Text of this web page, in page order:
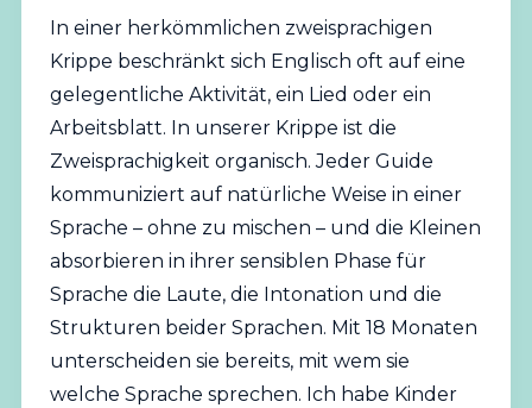
In einer herkömmlichen zweisprachigen
Krippe beschränkt sich Englisch oft auf eine
gelegentliche Aktivität, ein Lied oder ein
Arbeitsblatt. In unserer Krippe ist die
Zweisprachigkeit organisch. Jeder Guide
kommuniziert auf natürliche Weise in einer
Sprache – ohne zu mischen – und die Kleinen
absorbieren in ihrer sensiblen Phase für
Sprache die Laute, die Intonation und die
Strukturen beider Sprachen. Mit 18 Monaten
unterscheiden sie bereits, mit wem sie
welche Sprache sprechen. Ich habe Kinder